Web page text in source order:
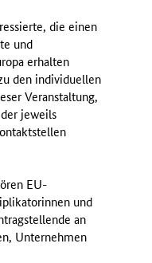
die einen
und
erhalten
den individuellen
Veranstaltung,
jeweils
EU-
und
an
Unternehmen